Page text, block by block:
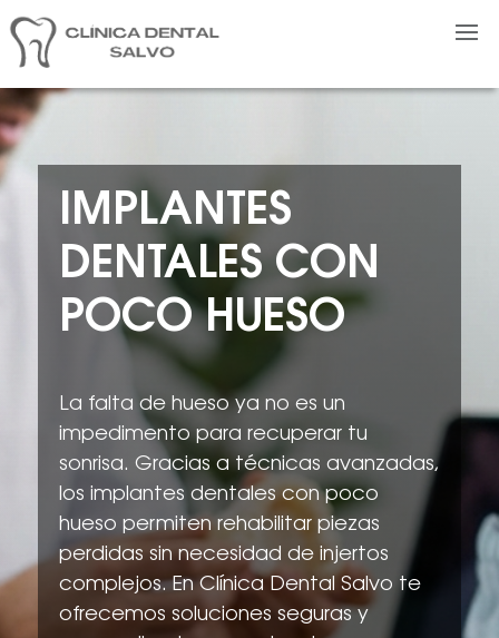
IMPLANTES
DENTALES CON
POCO HUESO
La falta de hueso ya no es un
impedimento para recuperar tu
sonrisa. Gracias a técnicas avanzadas,
los implantes dentales con poco
hueso permiten rehabilitar piezas
perdidas sin necesidad de injertos
complejos. En Clínica Dental Salvo te
ofrecemos soluciones seguras y